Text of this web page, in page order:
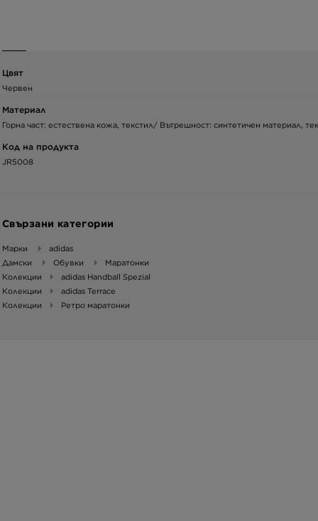
Цвят
Червен
Материал
Горна част: естествена кожа, текстил/ Вътрешност: синтетичен материал,
Код на продукта
JR5008
Свързани категории
Марки
adidas
Дамски
Обувки
Маратонки
Колекции
adidas Handball Spezial
Колекции
adidas Terrace
Колекции
Ретро маратонки